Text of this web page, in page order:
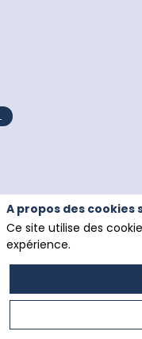
A propos des cookies
Ce site utilise des
expérience.